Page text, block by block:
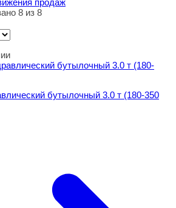
8 из 8
бутылочный 3.0 т (180-350 мм)
бутылочный 3.0 т (180-350